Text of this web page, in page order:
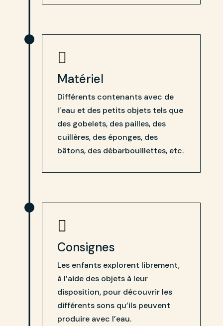

Matériel
Différents contenants avec de
l’eau et des petits objets tels que
des gobelets, des pailles, des
cuillères, des éponges, des
bâtons, des débarbouillettes, etc.

Consignes
Les enfants explorent librement,
à l’aide des objets à leur
disposition, pour découvrir les
différents sons qu’ils peuvent
produire avec l’eau.